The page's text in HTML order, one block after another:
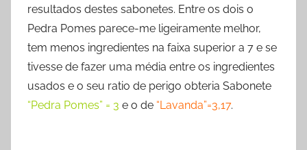
resultados destes sabonetes. Entre os dois o
Pedra Pomes parece-me ligeiramente melhor,
tem menos ingredientes na faixa superior a 7 e se
tivesse de fazer uma média entre os ingredientes
usados e o seu ratio de perigo obteria Sabonete
“Pedra Pomes” = 3 e o de “Lavanda”=3,17.